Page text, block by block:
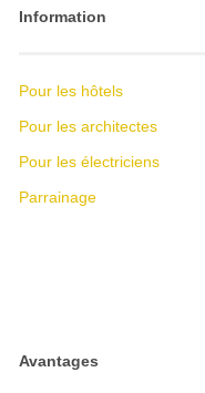
Information
Pour les hôtels
Pour les architectes
Pour les électriciens
Parrainage
Avantages